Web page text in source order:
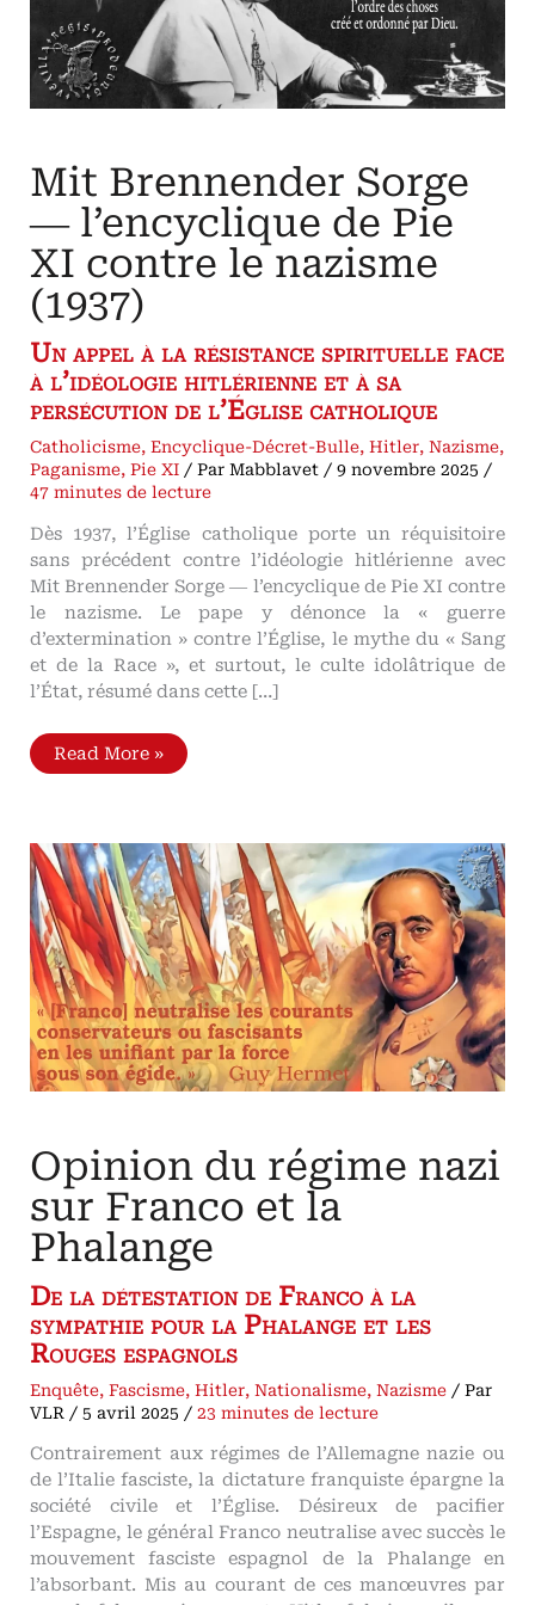
Mit Brennender Sorge
― l’encyclique de Pie
XI contre le nazisme
(1937)
Un appel à la résistance spirituelle face
à l’idéologie hitlérienne et à sa
persécution de l’Église catholique
Catholicisme,Encyclique-Décret-Bulle,Hitler,Nazisme,
Paganisme,Pie XI / ParMabblavet /9 novembre 2025 /
47 minutes de lecture
Dès 1937, l’Église catholique porte un réquisitoire
sans précédent contre l’idéologie hitlérienne avec
Mit Brennender Sorge ― l’encyclique de Pie XI contre
le nazisme. Le pape y dénonce la « guerre
d’extermination » contre l’Église, le mythe du « Sang
et de la Race », et surtout, le culte idolâtrique de
l’État, résumé dans cette […]
Mit
Brennender
de
Pie
XI
contre
le
nazisme
(1937)
Un
appel
à
la
résistance
spirituelle
face
à
l’idéologie
persécution
de
l’Église
catholique
Read More »
Opinion du régime nazi
sur Franco et la
Phalange
De la détestation de Franco à la
sympathie pour la Phalange et les
Rouges espagnols
Enquête,Fascisme,Hitler,Nationalisme,Nazisme / Par
VLR /5 avril 2025 /23 minutes de lecture
Contrairement aux régimes de l’Allemagne nazie ou
de l’Italie fasciste, la dictature franquiste épargne la
société civile et l’Église. Désireux de pacifier
l’Espagne, le général Franco neutralise avec succès le
mouvement fasciste espagnol de la Phalange en
l’absorbant. Mis au courant de ces manœuvres par